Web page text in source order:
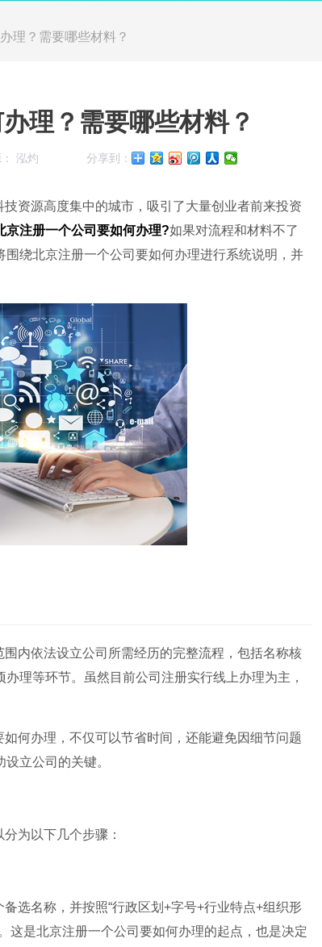
理？需要哪些材料？
理？需要哪些材料？
泓灼 分享到：
资源高度集中的城市，吸引了大量创业者前来投资
京注册一个公司要如何办理?如果对流程和材料不了
绕北京注册一个公司要如何办理进行系统说明，并
内依法设立公司所需经历的完整流程，包括名称核
理等环节。虽然目前公司注册实行线上办理为主，
何办理，不仅可以节省时间，还能避免因细节问题
立公司的关键。
为以下几个步骤：
选名称，并按照“行政区划+字号+行业特点+组织形
这是北京注册一个公司要如何办理的起点，也是决定